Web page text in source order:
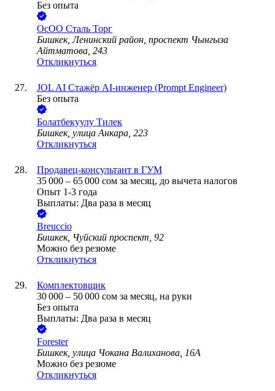
Без опыта
ОсОО Сталь Торг
Бишкек, Ленинский район, проспект Чынгыза
Айтматова, 243
Откликнуться
JOL AI Стажёр AI-инженер (Prompt Engineer)
Без опыта
Болатбекуулу Тилек
Бишкек, улица Анкара, 223
Откликнуться
Продавец-консультант в ГУМ
35 000 – 65 000 сом за месяц, до вычета налогов
Опыт 1-3 года
Выплаты: Два раза в месяц
Breuccio
Бишкек, Чуйский проспект, 92
Можно без резюме
Откликнуться
Комплектовщик
30 000 – 50 000 сом за месяц, на руки
Без опыта
Выплаты: Два раза в месяц
Forester
Бишкек, улица Чокана Валиханова, 16А
Можно без резюме
Откликнуться